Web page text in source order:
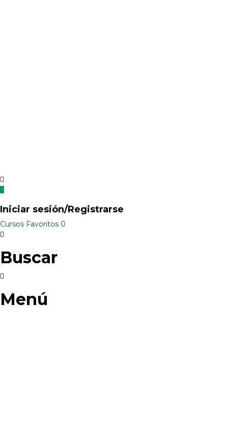
Iniciar sesión/Registrarse
Cursos Favoritos 0
Buscar
Menú